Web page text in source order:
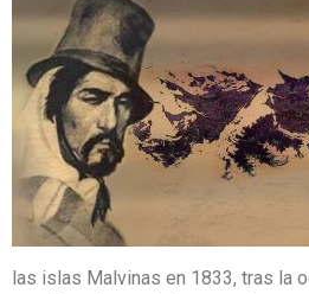
las islas Malvinas en 1833, tras la